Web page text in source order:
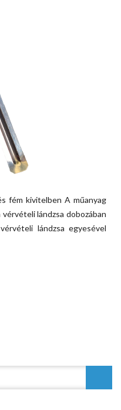
fém kivitelben A műanyag
lándzsa dobozában
lándzsa egyesével